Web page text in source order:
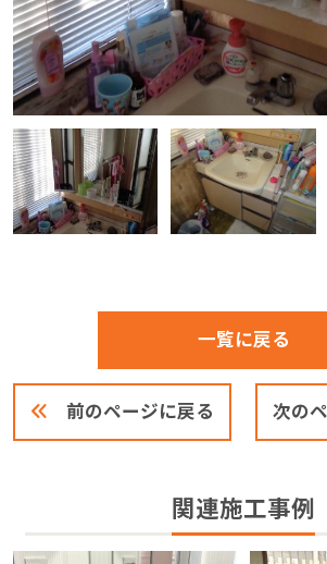
前のページに戻る
一覧に戻る
次の
関連施工事例